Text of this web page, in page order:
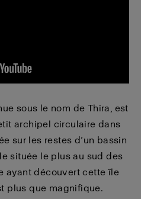
sous le nom de Thira, est
archipel circulaire dans
sur les restes d’un bassin
située le plus au sud des
ayant découvert cette île
plus que magnifique.